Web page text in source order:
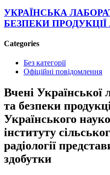
УКРАЇНСЬКА
БЕЗПЕКИ
Categories
Без категорії
Офіційні повідомлення
Вчені Української
та безпеки
Українського
інституту
радіології
здобутки